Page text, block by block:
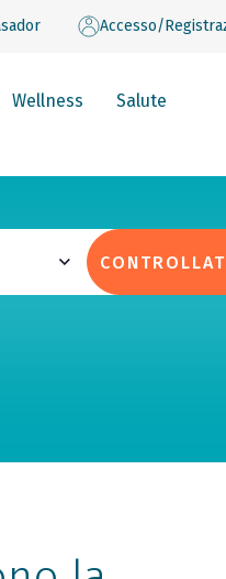
Accesso/
Wellness Salute